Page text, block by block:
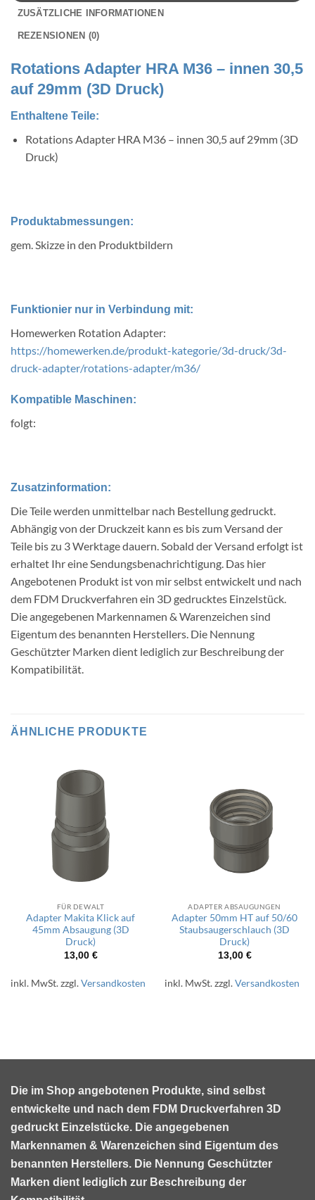
ZUSÄTZLICHE INFORMATIONEN
REZENSIONEN (0)
Rotations Adapter HRA M36 – innen 30,5
auf 29mm (3D Druck)
Enthaltene Teile:
Rotations Adapter HRA M36 – innen 30,5 auf 29mm (3D
Druck)
Produktabmessungen:
gem. Skizze in den Produktbildern
Funktionier nur in Verbindung mit:
Homewerken Rotation Adapter:
https://homewerken.de/produkt-kategorie/3d-druck/3d-
druck-adapter/rotations-adapter/m36/
Kompatible Maschinen:
folgt:
Zusatzinformation:
Die Teile werden unmittelbar nach Bestellung gedruckt.
Abhängig von der Druckzeit kann es bis zum Versand der
Teile bis zu 3 Werktage dauern. Sobald der Versand erfolgt ist
erhaltet Ihr eine Sendungsbenachrichtigung. Das hier
Angebotenen Produkt ist von mir selbst entwickelt und nach
dem FDM Druckverfahren ein 3D gedrucktes Einzelstück.
Die angegebenen Markennamen & Warenzeichen sind
Eigentum des benannten Herstellers. Die Nennung
Geschützter Marken dient lediglich zur Beschreibung der
Kompatibilität.
ÄHNLICHE PRODUKTE
FÜR DEWALT
Adapter Makita Klick auf
45mm Absaugung (3D
Druck)
13,00 €
inkl. MwSt.zzgl.Versandkosten
ADAPTER ABSAUGUNGEN
Adapter 50mm HT auf 50/60
Staubsaugerschlauch (3D
Druck)
13,00 €
inkl. MwSt.zzgl.Versandkosten
Die im Shop angebotenen Produkte, sind selbst
entwickelte und nach dem FDM Druckverfahren 3D
gedruckt Einzelstücke. Die angegebenen
Markennamen & Warenzeichen sind Eigentum des
benannten Herstellers. Die Nennung Geschützter
Marken dient lediglich zur Beschreibung der